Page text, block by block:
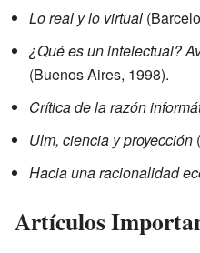
Lo real y lo virtual
¿Qué es un intelectual?
(Buenos Aires, 1998).
Crítica de la razón
Ulm, ciencia y proyección
Hacia una racionalidad
Artículos